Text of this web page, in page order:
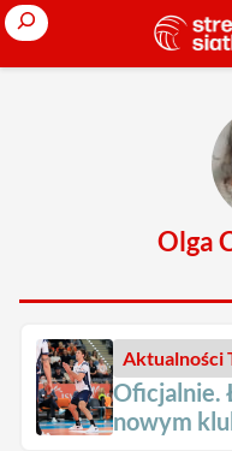
Przejdź
do
treści
Search
Olga
Aktualności
Oficjalnie.
nowym